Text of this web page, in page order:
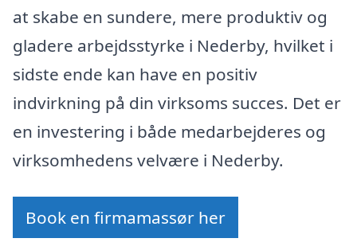
at skabe en sundere, mere produktiv og
gladere arbejdsstyrke i Nederby, hvilket i
sidste ende kan have en positiv
indvirkning på din virksoms succes. Det er
en investering i både medarbejderes og
virksomhedens velvære i Nederby.
Book en firmamassør her